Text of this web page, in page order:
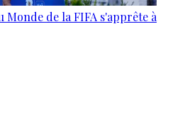
de la FIFA s'apprête à